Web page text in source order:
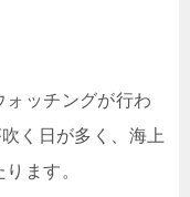
ォッチングが行わ
く日が多く、海上
ます。